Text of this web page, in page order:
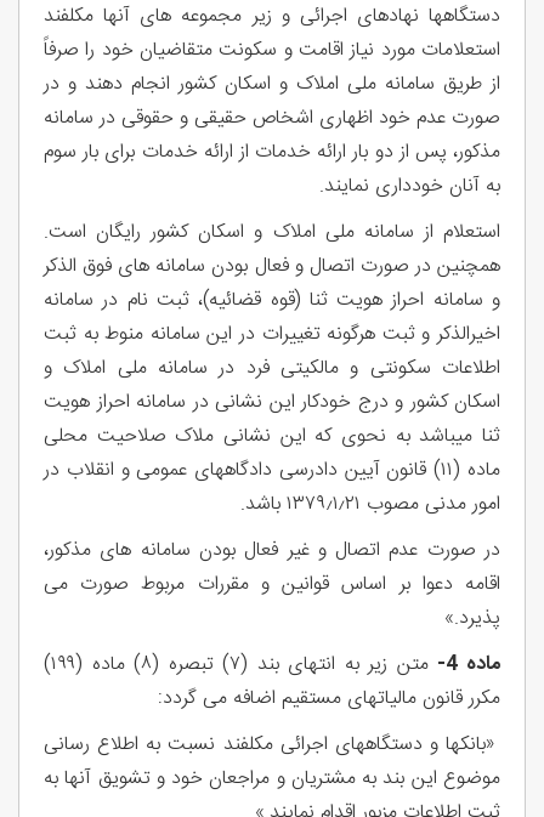
دستگاهها نهادهای اجرائی و زیر مجموعه های آنها مکلفند
استعلامات مورد نیاز اقامت و سکونت متقاضیان خود را صرفاً
از طریق سامانه ملی املاک و اسکان کشور انجام دهند و در
صورت عدم خود اظهاری اشخاص حقیقی و حقوقی در سامانه
مذکور، پس از دو بار ارائه خدمات از ارائه خدمات برای بار سوم
به آنان خودداری نمایند.
استعلام از سامانه ملی املاک و اسکان کشور رایگان است.
همچنین در صورت اتصال و فعال بودن سامانه های فوق الذکر
و سامانه احراز هویت ثنا (قوه قضائیه)، ثبت نام در سامانه
اخیرالذکر و ثبت هرگونه تغییرات در این سامانه منوط به ثبت
اطلاعات سکونتی و مالکیتی فرد در سامانه ملی املاک و
اسکان کشور و درج خودکار این نشانی در سامانه احراز هویت
ثنا میباشد به نحوی که این نشانی ملاک صلاحیت محلی
ماده (۱۱) قانون آیین دادرسی دادگاههای عمومی و انقلاب در
امور مدنی مصوب ۱۳۷۹٫۱٫۲۱ باشد.
در صورت عدم اتصال و غیر فعال بودن سامانه های مذکور،
اقامه دعوا بر اساس قوانین و مقررات مربوط صورت می
پذیرد.»
ماده 4-
متن زیر به انتهای بند (۷) تبصره (۸) ماده (۱۹۹)
مکرر قانون مالیاتهای مستقیم اضافه می گردد:
«بانکها و دستگاههای اجرائی مکلفند نسبت به اطلاع رسانی
موضوع این بند به مشتریان و مراجعان خود و تشویق آنها به